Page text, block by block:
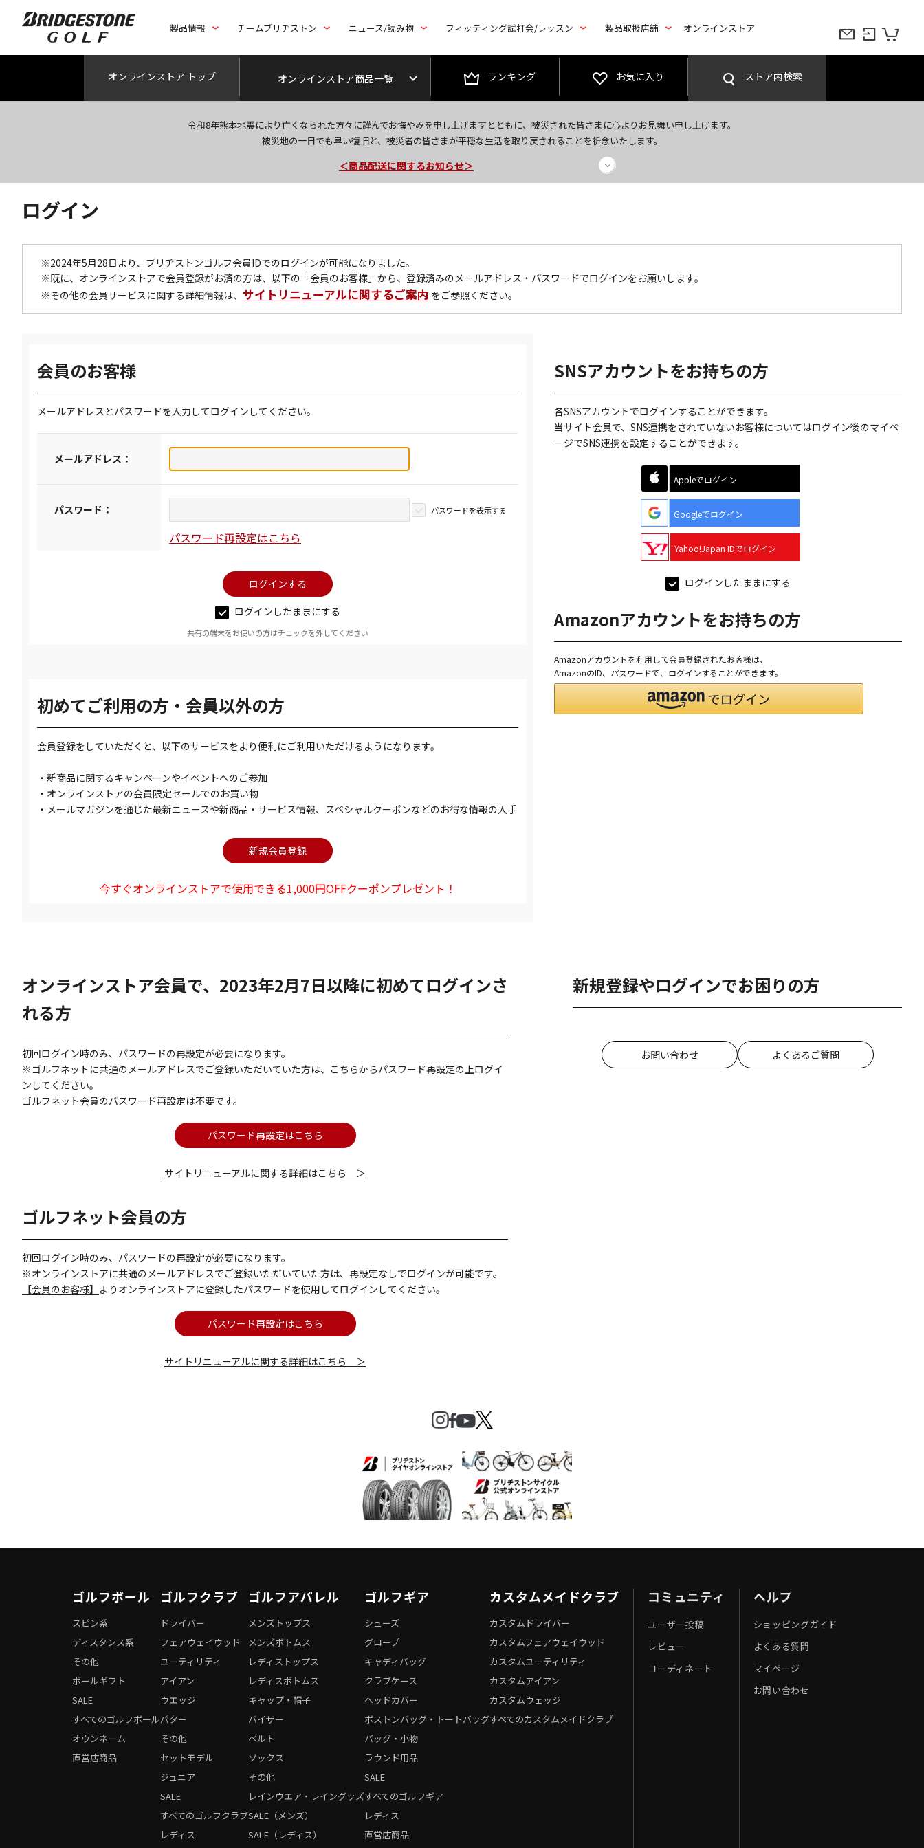
製品情報 チームブリヂストン ニュース/読み物 フィッティング試打会/レッスン 製品取扱店舗 オンラインストア
オンラインストア トップ オンラインストア商品一覧 ランキング お気に入り ストア内検索
令和8年熊本地震により亡くなられた方々に謹んでお悔やみを申し上げますとともに、被災された皆さまに心よりお見舞い申し上げます。
被災地の一日でも早い復旧と、被災者の皆さまが平穏な生活を取り戻されることを祈念いたします。
今なら新規会員登録で1,000円OFFクーポンプレゼント！
＜商品配送に関するお知らせ＞
＜夏季休暇中のご注文・発送・お問い合わせ＞
ログイン
※2024年5月28日より、ブリヂストンゴルフ会員IDでのログインが可能になりました。
※既に、オンラインストアで会員登録がお済の方は、以下の「会員のお客様」から、登録済みのメールアドレス・パスワードでログインをお願いします。
※その他の会員サービスに関する詳細情報は、 サイトリニューアルに関するご案内 をご参照ください。
会員のお客様
メールアドレスとパスワードを入力してログインしてください。
メールアドレス：
パスワード： パスワードを表示する
パスワード再設定はこちら
ログインしたままにする
共有の端末をお使いの方はチェックを外してください
初めてご利用の方・会員以外の方
会員登録をしていただくと、以下のサービスをより便利にご利用いただけるようになります。
・新商品に関するキャンペーンやイベントへのご参加
・オンラインストアの会員限定セールでのお買い物
・メールマガジンを通じた最新ニュースや新商品・サービス情報、スペシャルクーポンなどのお得な情報の入手
今すぐオンラインストアで使用できる1,000円OFFクーポンプレゼント！
SNSアカウントをお持ちの方
各SNSアカウントでログインすることができます。
当サイト会員で、SNS連携をされていないお客様についてはログイン後のマイペ
ージでSNS連携を設定することができます。
Appleでログイン
Googleでログイン
Yahoo!Japan IDでログイン
ログインしたままにする
Amazonアカウントをお持ちの方
Amazonアカウントを利用して会員登録されたお客様は、
AmazonのID、パスワードで、ログインすることができます。
オンラインストア会員で、2023年2月7日以降に初めてログインさ
れる方
初回ログイン時のみ、パスワードの再設定が必要になります。
※ゴルフネットに共通のメールアドレスでご登録いただいていた方は、こちらからパスワード再設定の上ログイ
ンしてください。
ゴルフネット会員のパスワード再設定は不要です。
パスワード再設定はこちら
サイトリニューアルに関する詳細はこちら ＞
ゴルフネット会員の方
初回ログイン時のみ、パスワードの再設定が必要になります。
※オンラインストアに共通のメールアドレスでご登録いただいていた方は、再設定なしでログインが可能です。
【会員のお客様】 よりオンラインストアに登録したパスワードを使用してログインしてください。
パスワード再設定はこちら
サイトリニューアルに関する詳細はこちら ＞
新規登録やログインでお困りの方
お問い合わせ よくあるご質問
ゴルフボール
オウンネーム
直営店商品
スピン系
ディスタンス系
その他
ボールギフト
SALE
すべてのゴルフボール
ゴルフクラブ
レディス
ドライバー
フェアウェイウッド
ユーティリティ
アイアン
ウエッジ
パター
その他
セットモデル
ジュニア
SALE
すべてのゴルフクラブ
ゴルフアパレル
メンズトップス
メンズボトムス
レディストップス
レディスボトムス
キャップ・帽子
バイザー
ベルト
ソックス
その他
レインウエア・レイングッズ
SALE（メンズ）
SALE（レディス）
ゴルフギア
レディス
直営店商品
シューズ
グローブ
キャディバッグ
クラブケース
ヘッドカバー
ボストンバッグ・トートバッグ
バッグ・小物
ラウンド用品
SALE
すべてのゴルフギア
カスタムメイドクラブ
カスタムドライバー
カスタムフェアウェイウッド
カスタムユーティリティ
カスタムアイアン
カスタムウェッジ
すべてのカスタムメイドクラブ
コミュニティ
ユーザー投稿
レビュー
コーディネート
ヘルプ
ショッピングガイド
よくある質問
マイページ
お問い合わせ